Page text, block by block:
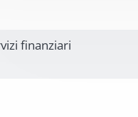
finanziari